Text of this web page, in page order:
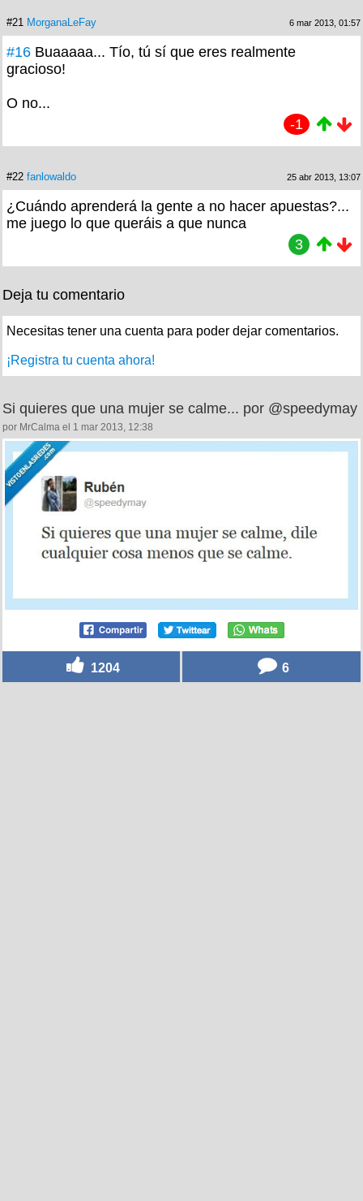
#21 MorganaLeFay 6 mar 2013, 01:57
#16 Buaaaaa... Tío, tú sí que eres realmente
gracioso!
O no...
-1
#22 fanlowaldo 25 abr 2013, 13:07
¿Cuándo aprenderá la gente a no hacer apuestas?...
me juego lo que queráis a que nunca
3
Deja tu comentario
Necesitas tener una cuenta para poder dejar comentarios.
¡Registra tu cuenta ahora!
Si quieres que una mujer se calme... por @speedymay
por MrCalma el 1 mar 2013, 12:38
1204 6